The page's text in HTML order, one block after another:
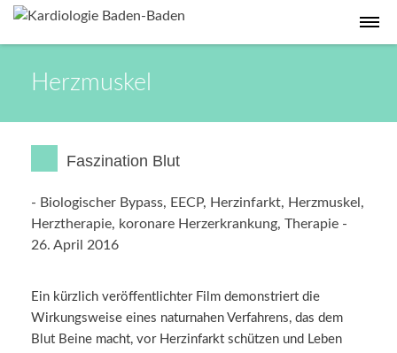
Herzmuskel
Faszination Blut
- Biologischer Bypass, EECP, Herzinfarkt, Herzmuskel ,
Herztherapie, koronare Herzerkrankung, Therapie -
26. April 2016
Ein kürzlich veröffentlichter Film demonstriert die
Wirkungsweise eines naturnahen Verfahrens, das dem
Blut Beine macht, vor Herzinfarkt schützen und Leben